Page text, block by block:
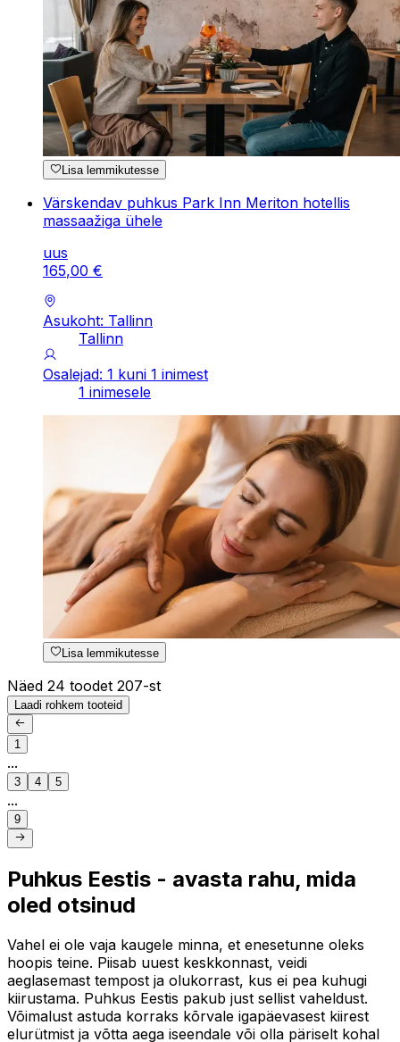
Lisa lemmikutesse
Värskendav puhkus Park Inn Meriton hotellis
massaažiga ühele
uus
165,00 €
Asukoht: Tallinn
Tallinn
Osalejad: 1 kuni 1 inimest
1 inimesele
Lisa lemmikutesse
Näed 24 toodet 207-st
Laadi rohkem tooteid
1
...
3 4 5
...
9
Puhkus Eestis - avasta rahu, mida
oled otsinud
Vahel ei ole vaja kaugele minna, et enesetunne oleks
hoopis teine. Piisab uuest keskkonnast, veidi
aeglasemast tempost ja olukorrast, kus ei pea kuhugi
kiirustama. Puhkus Eestis pakub just sellist vaheldust.
Võimalust astuda korraks kõrvale igapäevasest kiirest
elurütmist ja võtta aega iseendale või olla päriselt kohal